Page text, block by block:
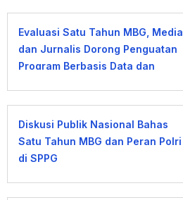
Evaluasi Satu Tahun MBG, Media
dan Jurnalis Dorong Penguatan
Program Berbasis Data dan
Diskusi Publik Nasional Bahas
Satu Tahun MBG dan Peran Polri
di SPPG